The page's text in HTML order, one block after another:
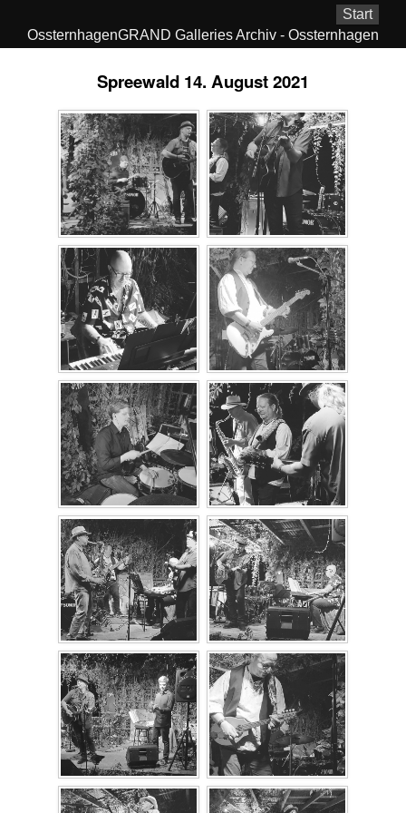
Start
OssternhagenGRAND Galleries Archiv - Ossternhagen
Spreewald 14. August 2021